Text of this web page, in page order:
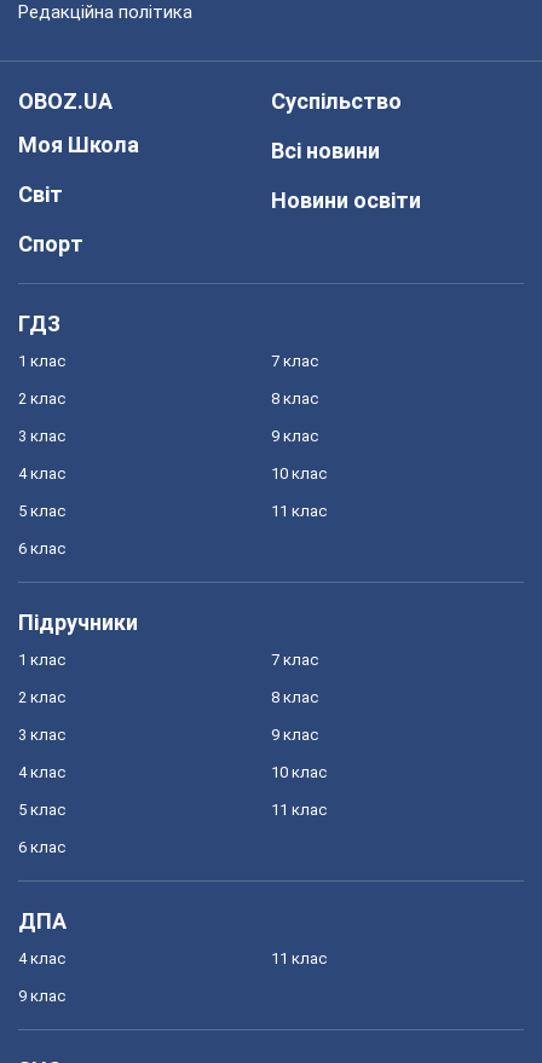
Редакційна політика
OBOZ.UA
Моя Школа
Світ
Спорт
Суспільство
Всі новини
Новини освіти
ГДЗ
1 клас
2 клас
3 клас
4 клас
5 клас
6 клас
7 клас
8 клас
9 клас
10 клас
11 клас
Підручники
1 клас
2 клас
3 клас
4 клас
5 клас
6 клас
7 клас
8 клас
9 клас
10 клас
11 клас
ДПА
4 клас
9 клас
11 клас